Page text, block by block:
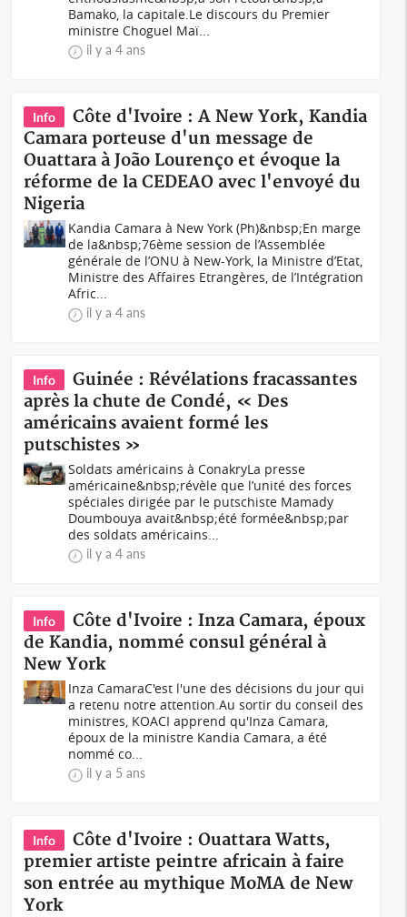
Bamako, la capitale.Le discours du Premier
ministre Choguel Maï...
il y a 4 ans
Info
Côte d'Ivoire : A New York, Kandia
Camara porteuse d'un message de
Ouattara à João Lourenço et évoque la
réforme de la CEDEAO avec l'envoyé du
Nigeria
Kandia Camara à New York (Ph)&nbsp;En marge
de la&nbsp;76ème session de l’Assemblée
générale de l’ONU à New-York, la Ministre d’Etat,
Ministre des Affaires Etrangères, de l’Intégration
Afric...
il y a 4 ans
Info
Guinée : Révélations fracassantes
après la chute de Condé, « Des
américains avaient formé les
putschistes »
Soldats américains à ConakryLa presse
américaine&nbsp;révèle que l’unité des forces
spéciales dirigée par le putschiste Mamady
Doumbouya avait&nbsp;été formée&nbsp;par
des soldats américains...
il y a 4 ans
Info
Côte d'Ivoire : Inza Camara, époux
de Kandia, nommé consul général à
New York
Inza CamaraC'est l'une des décisions du jour qui
a retenu notre attention.Au sortir du conseil des
ministres, KOACI apprend qu'Inza Camara,
époux de la ministre Kandia Camara, a été
nommé co...
il y a 5 ans
Info
Côte d'Ivoire : Ouattara Watts,
premier artiste peintre africain à faire
son entrée au mythique MoMA de New
York